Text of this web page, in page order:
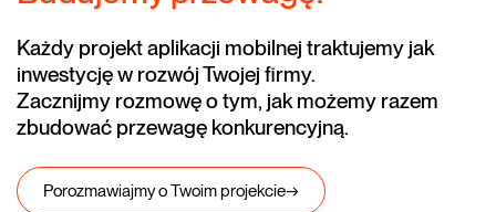
Każdy projekt aplikacji mobilnej traktujemy jak
inwestycję w rozwój Twojej firmy.
Zacznijmy rozmowę o tym, jak możemy razem
zbudować przewagę konkurencyjną.
Porozmawiajmy o Twoim projekcie→